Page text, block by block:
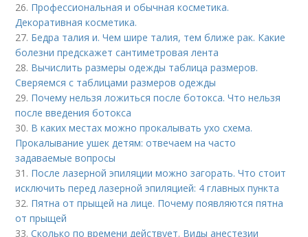
26. Профессиональная и обычная косметика.
Декоративная косметика.
27. Бедра талия и. Чем шире талия, тем ближе рак. Какие
болезни предскажет сантиметровая лента
28. Вычислить размеры одежды таблица размеров.
Сверяемся с таблицами размеров одежды
29. Почему нельзя ложиться после ботокса. Что нельзя
после введения ботокса
30. В каких местах можно прокалывать ухо схема.
Прокалывание ушек детям: отвечаем на часто
задаваемые вопросы
31. После лазерной эпиляции можно загорать. Что стоит
исключить перед лазерной эпиляцией: 4 главных пункта
32. Пятна от прыщей на лице. Почему появляются пятна
от прыщей
33.Сколько по времени действует. Виды анестезии